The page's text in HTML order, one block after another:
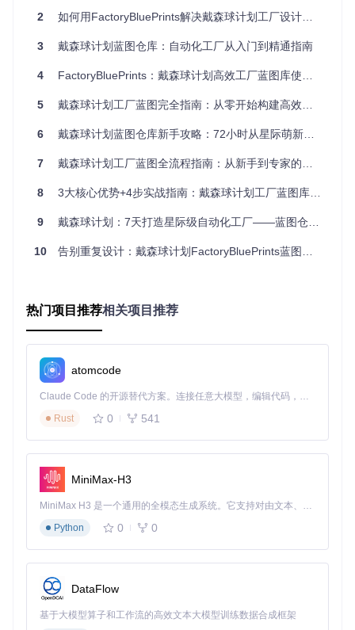
从Git官网下载对应系统版本，完成基础配置后验证安装：
在终端中执行以下命令，将仓库下载至本地：
建议存放路径：
Documents/Dyson Sphere Program/B
lueprints
目录结构解析
基础材料_Basic-Materials
发电小太阳_Sun-Power
建筑超市_Supermarket
实战部署：自动化工厂的构建流程
1. 能源系统部署
推荐方案：8层小太阳阵列（发电小太阳_Sun-Power/8层小
太阳.txt）
占地面积：直径64格圆形区域
能源输出：约4.8GW稳定电力
部署要点：
放置在赤道区域获得最大日照效率
配套部署2个蓄电器阵列应对负荷波动
2. 基础材料生产
按以下顺序部署核心材料生产线：
2 如何用FactoryBluePrints解决戴森球计划工厂设计难题：解锁3个效率倍增技巧
3 戴森球计划蓝图仓库：自动化工厂从入门到精通指南
4 FactoryBluePrints：戴森球计划高效工厂蓝图库使用指南
5 戴森球计划工厂蓝图完全指南：从零开始构建高效星际工厂
6 戴森球计划蓝图仓库新手攻略：72小时从星际萌新到工厂大亨
7 戴森球计划工厂蓝图全流程指南：从新手到专家的进阶路径
8 3大核心优势+4步实战指南：戴森球计划工厂蓝图库让你轻松构建星际工厂
9 戴森球计划：7天打造星际级自动化工厂——蓝图仓库终极探索指南
10 告别重复设计：戴森球计划FactoryBluePrints蓝图仓库的创新应用指南
热门项目推荐相关项目推荐
atomcode
Claude Code 的开源替代方案。连接任意大模型，编辑代码，运行命令，自动验证 — 全自动执行。用 Rust 构建，极致性能。 ｜ An open-source alternative to Claude Code. Connect any LLM, edit code, run commands, and verify changes — autonomously. Built in Rust for speed. Get Started
Rust
0 541
MiniMax-H3
MiniMax H3 是一个通用的全模态生成系统。它支持对由文本、图像、视频和音频组成的多模态上下文进行统一理解，并能生成分辨率高达 2K、时长可达 15 秒的带原生立体声音频的视频。得益于面向任务泛化的系统设计，H3 在预训练阶段就已具备广泛的多模态上下文理解与生成能力，能够出色地执行复杂的多模态指令。
Python
0 0
DataFlow
基于大模型算子和工作流的高效文本大模型训练数据合成框架